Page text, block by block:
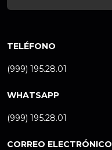
TELÉFONO
(999) 195.28.01
WHATSAPP
(999) 195.28.01
CORREO ELECTRÓNICO